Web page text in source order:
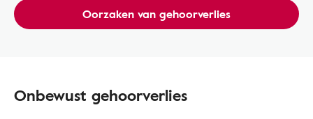
Oorzaken van gehoorverlies
Onbewust gehoorverlies